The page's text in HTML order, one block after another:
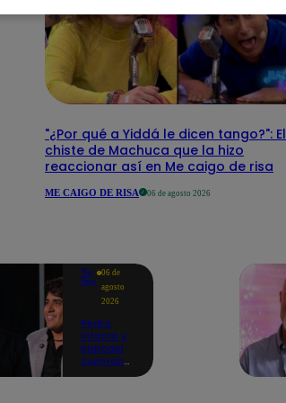
"¿Por qué a Yiddá le dicen tango?": El
chiste de Machuca que la hizo
reaccionar así en Me caigo de risa
ME CAIGO DE RISA 06 de agosto 2026
Yo
Soy
06 de
agosto
2026
Pedro
Infante y
Raphael
cuentan